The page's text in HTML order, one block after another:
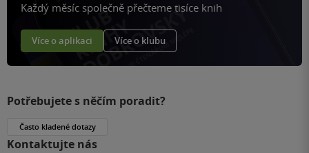
Každý měsíc společně přečteme tisíce knih
Více o aplikaci Více o klubu
Potřebujete s něčím poradit?
Často kladené dotazy
Kontaktujte nás